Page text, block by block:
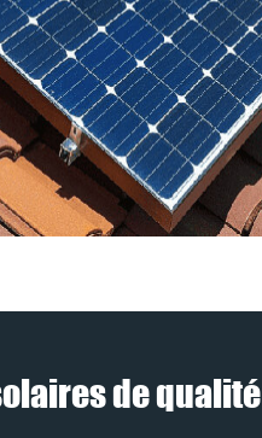
de qualité